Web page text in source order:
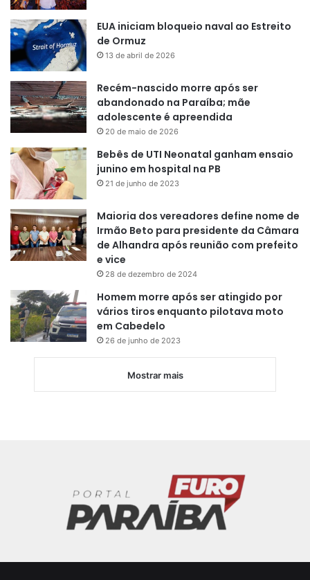
EUA iniciam bloqueio naval ao Estreito
de Ormuz
13 de abril de 2026
Recém-nascido morre após ser
abandonado na Paraíba; mãe
adolescente é apreendida
20 de maio de 2026
Bebês de UTI Neonatal ganham ensaio
junino em hospital na PB
21 de junho de 2023
Maioria dos vereadores define nome de
Irmão Beto para presidente da Câmara
de Alhandra após reunião com prefeito
e vice
28 de dezembro de 2024
Homem morre após ser atingido por
vários tiros enquanto pilotava moto
em Cabedelo
26 de junho de 2023
Mostrar mais